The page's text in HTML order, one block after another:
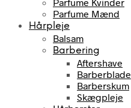
Parfume Mænd
Hårpleje
Balsam
Barbering
Aftershave
Barberblade
Barberskum
Skægpleje